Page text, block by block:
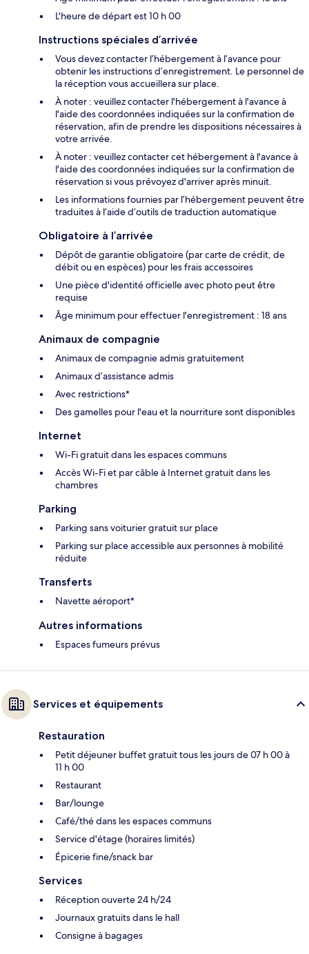
L'heure de départ est 10 h 00
Instructions spéciales d’arrivée
Vous devez contacter l’hébergement à l’avance pour
obtenir les instructions d’enregistrement. Le personnel de
la réception vous accueillera sur place.
À noter : veuillez contacter l'hébergement à l'avance à
l'aide des coordonnées indiquées sur la confirmation de
réservation, afin de prendre les dispositions nécessaires à
votre arrivée.
À noter : veuillez contacter cet hébergement à l'avance à
l'aide des coordonnées indiquées sur la confirmation de
réservation si vous prévoyez d'arriver après minuit.
Les informations fournies par l’hébergement peuvent être
traduites à l’aide d’outils de traduction automatique
Obligatoire à l’arrivée
Dépôt de garantie obligatoire (par carte de crédit, de
débit ou en espèces) pour les frais accessoires
Une pièce d'identité officielle avec photo peut être
requise
Âge minimum pour effectuer l'enregistrement : 18 ans
Animaux de compagnie
Animaux de compagnie admis gratuitement
Animaux d’assistance admis
Avec restrictions*
Des gamelles pour l'eau et la nourriture sont disponibles
Internet
Wi-Fi gratuit dans les espaces communs
Accès Wi-Fi et par câble à Internet gratuit dans les
chambres
Parking
Parking sans voiturier gratuit sur place
Parking sur place accessible aux personnes à mobilité
réduite
Transferts
Navette aéroport*
Autres informations
Espaces fumeurs prévus
Services et équipements
Restauration
Petit déjeuner buffet gratuit tous les jours de 07 h 00 à
11 h 00
Restaurant
Bar/lounge
Café/thé dans les espaces communs
Service d'étage (horaires limités)
Épicerie fine/snack bar
Services
Réception ouverte 24 h/24
Journaux gratuits dans le hall
Consigne à bagages